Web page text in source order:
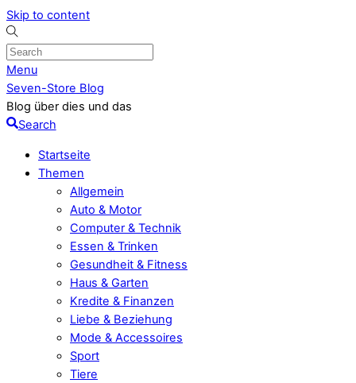
Skip to content
Menu
Seven-Store Blog
Blog über dies und das
Search
Startseite
Themen
Allgemein
Auto & Motor
Computer & Technik
Essen & Trinken
Gesundheit & Fitness
Haus & Garten
Kredite & Finanzen
Liebe & Beziehung
Mode & Accessoires
Sport
Tiere